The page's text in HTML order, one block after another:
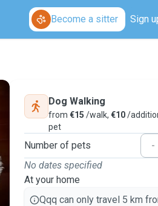
Become a sitter Sign
Dog Walking
from €15 /walk, €10/
pet
Number of pets -
No dates specified
At your home
Qqq can only travel 5 km